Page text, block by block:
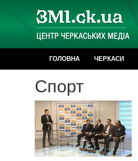
ГОЛОВНА ЧЕРКАСИ
Cпорт